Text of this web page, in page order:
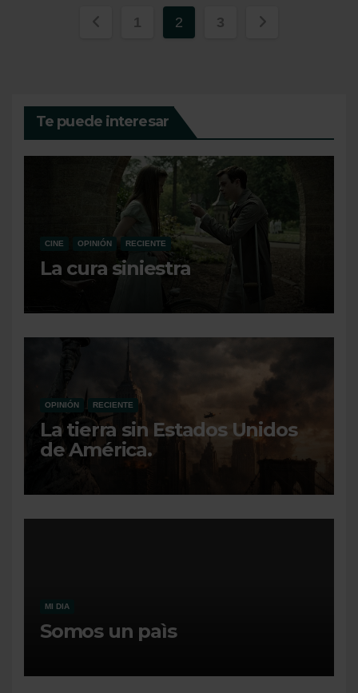
Paginación
1 2 3
Te puede interesar
CINE OPINIÓN RECIENTE
La cura siniestra
OPINIÓN RECIENTE
La tierra sin Estados Unidos
de América.
MI DIA
Somos un paìs